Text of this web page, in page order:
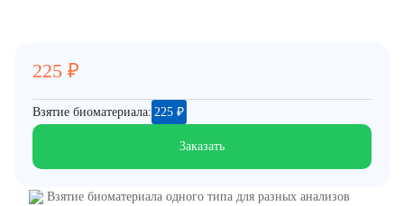
225 ₽
Взятие биоматериала: 225 ₽
Заказать
Взятие биоматериала одного типа для разных анализов